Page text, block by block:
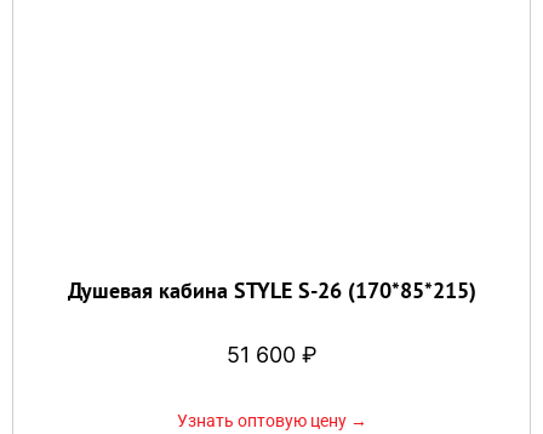
Душевая кабина STYLE S-26 (170*85*215)
51 600 ₽
Узнать оптовую цену →